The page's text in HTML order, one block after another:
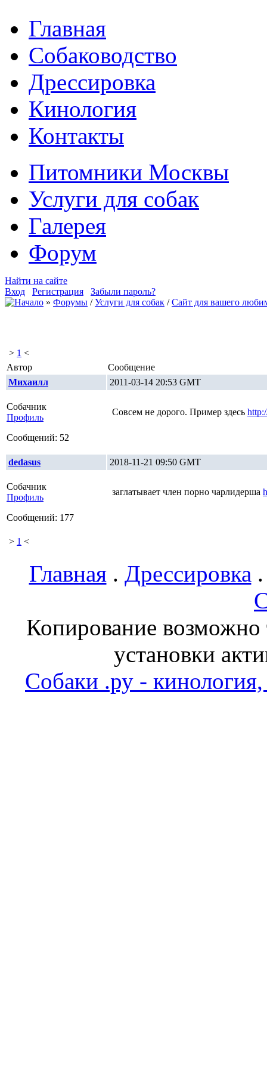
Главная
Собаководство
Дрессировка
Кинология
Контакты
Питомники Москвы
Услуги для собак
Галерея
Форум
Найти на сайте
Вход
Регистрация
Забыли пароль?
» Форумы /Услуги для собак /Сайт для вашего
> 1 <
Автор
Сообщение
Михаилл
2011-03-14 20:53 GMT
Собачник
Профиль
Сообщений: 52
Совсем не дорого. Пример здесь
dedasus 2018-11-21 09:50 GMT
Собачник
Профиль
Сообщений: 177
заглатывает член порно чарлидерша
> 1 <
Главная. Дрессировка
Копирование возможно
установки
Собаки .ру - кинология,